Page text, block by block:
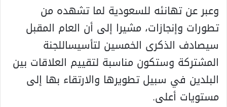
وعبر عن تهانئه للسعودية لما تشهده من
تطورات وإنجازات، مشيرا إلى أن العام المقبل
سيصادف الذكرى الخمسين لتأسيساللجنة
المشتركة وستكون مناسبة لتقييم العلاقات بين
البلدين في سبيل تطويرها والارتقاء بها إلى
مستويات أعلى.